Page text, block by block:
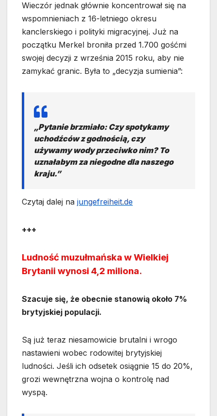
Wieczór jednak głównie koncentrował się na
wspomnieniach z 16-letniego okresu
kanclerskiego i polityki migracyjnej. Już na
początku Merkel broniła przed 1.700 gośćmi
swojej decyzji z września 2015 roku, aby nie
zamykać granic. Była to „decyzja sumienia”:
„Pytanie brzmiało: Czy spotykamy
uchodźców z godnością, czy
używamy wody przeciwko nim? To
uznałabym za niegodne dla naszego
kraju.”
Czytaj dalej na jungefreiheit.de
+++
Ludność muzułmańska w Wielkiej
Brytanii wynosi 4,2 miliona.
Szacuje się, że obecnie stanowią około 7%
brytyjskiej populacji.
Są już teraz niesamowicie brutalni i wrogo
nastawieni wobec rodowitej brytyjskiej
ludności. Jeśli ich odsetek osiągnie 15 do 20%,
grozi wewnętrzna wojna o kontrolę nad
wyspą.